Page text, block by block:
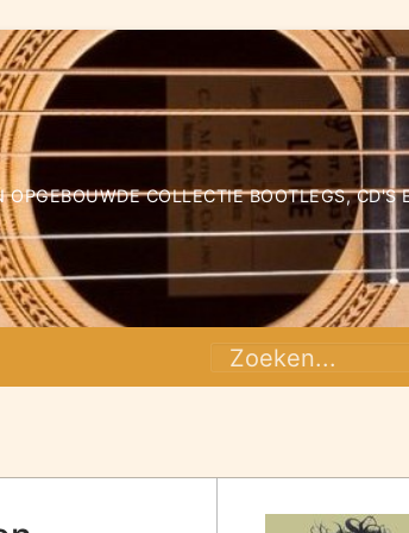
COLLECTIE BOOTLEGS, CD'S
Zoeken